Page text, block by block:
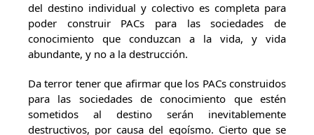
del destino individual y colectivo es completa para
poder construir PACs para las sociedades de
conocimiento que conduzcan a la vida, y vida
abundante, y no a la destrucción.
Da terror tener que afirmar que los PACs construidos
para las sociedades de conocimiento que estén
sometidos al destino serán inevitablemente
destructivos, por causa del egoísmo. Cierto que se